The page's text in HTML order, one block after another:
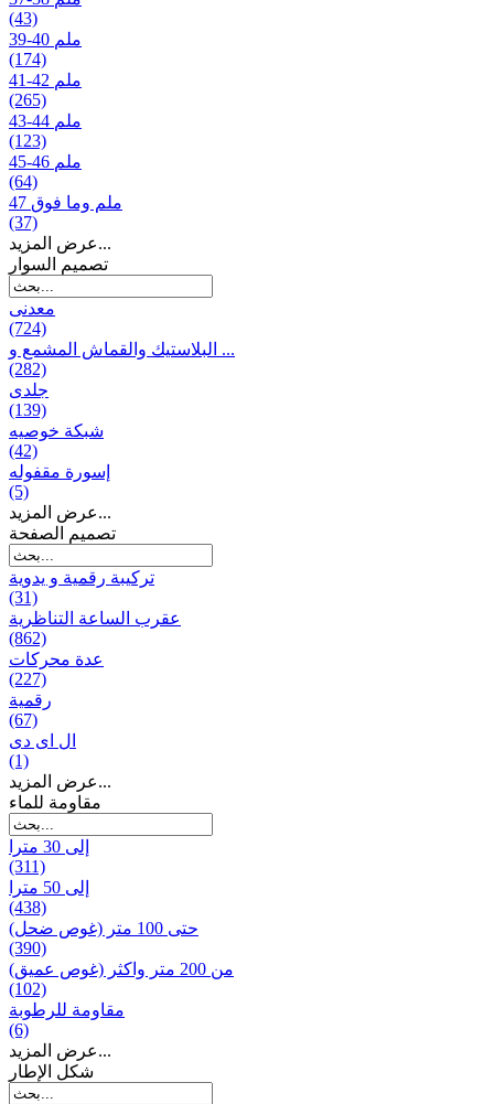
(43)
39-40 ملم
(174)
41-42 ملم
(265)
43-44 ملم
(123)
45-46 ملم
(64)
47 ملم وما فوق
(37)
عرض المزيد...
تصمیم السوار
معدنی
(724)
البلاستيك والقماش المشمع و ...
(282)
جلدی
(139)
شبكة خوصیه
(42)
إسورة مقفوله
(5)
عرض المزيد...
تصميم الصفحة
تركيبة رقمية و يدوية
(31)
عقرب الساعة التناظرية
(862)
عدة محركات
(227)
رقمية
(67)
ال ای دی
(1)
عرض المزيد...
مقاومة للماء
إلى 30 مترا
(311)
إلى 50 مترا
(438)
حتى 100 متر (غوص ضحل)
(390)
من 200 متر واکثر (غوص عميق)
(102)
مقاومة للرطوبة
(6)
عرض المزيد...
شكل الإطار